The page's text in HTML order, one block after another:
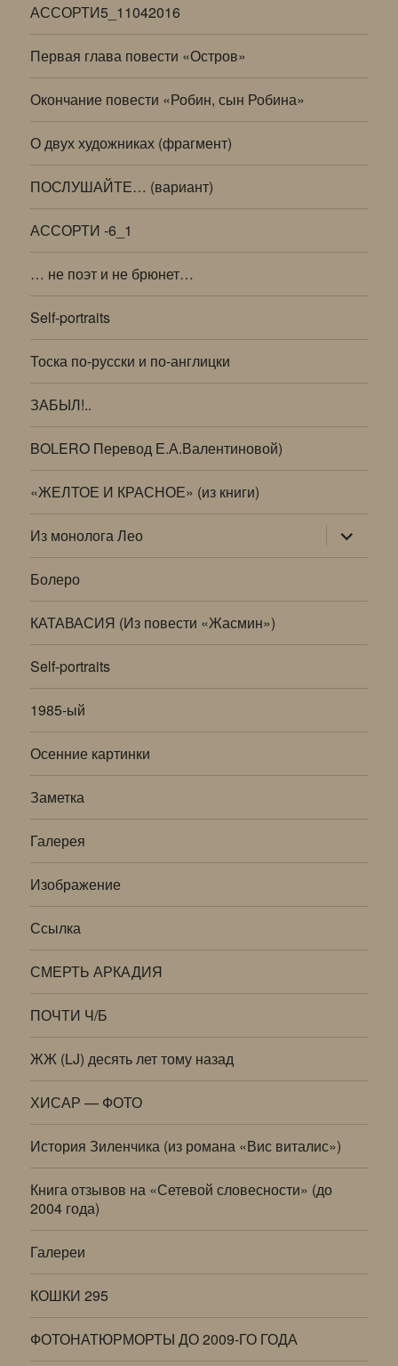
АССОРТИ5_11042016
Первая глава повести «Остров»
Окончание повести «Робин, сын Робина»
О двух художниках (фрагмент)
ПОСЛУШАЙТЕ… (вариант)
АССОРТИ -6_1
… не поэт и не брюнет…
Self-portraits
Тоска по-русски и по-англицки
ЗАБЫЛ!..
BOLERO Перевод Е.А.Валентиновой)
«ЖЕЛТОЕ И КРАСНОЕ» (из книги)
Из монолога Лео раскрыть
дочернее
меню
Болеро
КАТАВАСИЯ (Из повести «Жасмин»)
Self-portraits
1985-ый
Осенние картинки
Заметка
Галерея
Изображение
Ссылка
СМЕРТЬ АРКАДИЯ
ПОЧТИ Ч/Б
ЖЖ (LJ) десять лет тому назад
ХИСАР — ФОТО
История Зиленчика (из романа «Вис виталис»)
Книга отзывов на «Сетевой словесности» (до
2004 года)
Галереи
КОШКИ 295
ФОТОНАТЮРМОРТЫ ДО 2009-ГО ГОДА